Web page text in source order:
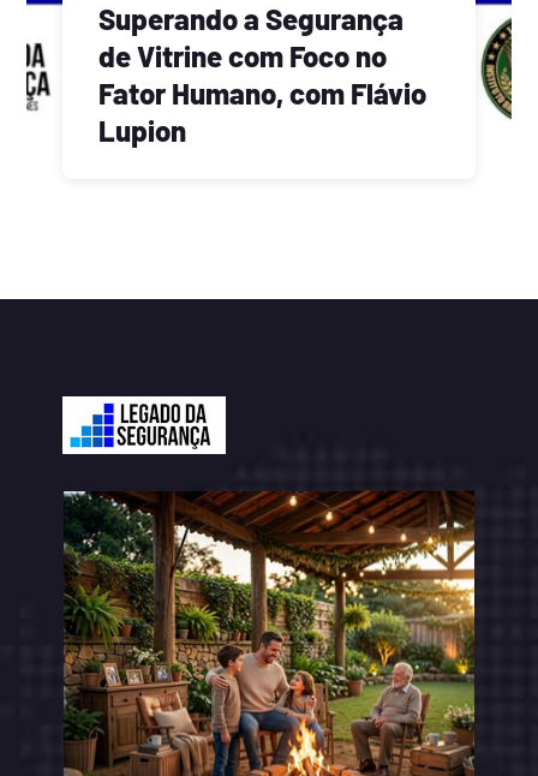
Superando a Segurança
de Vitrine com Foco no
Fator Humano, com Flávio
Lupion